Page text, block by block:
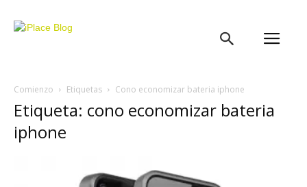
Comienzo Etiquetas Cono economizar bateria iphone
Etiqueta: cono economizar bateria
iphone